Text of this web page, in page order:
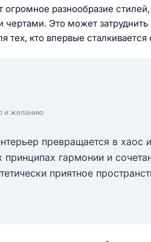
огромное разнообразие
Это может
кто впервые
и желанию
превращается в хаос
гармонии и
приятное